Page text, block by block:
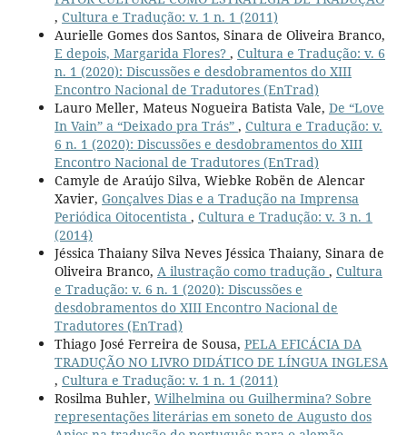
, Cultura e Tradução: v. 1 n. 1 (2011)
Aurielle Gomes dos Santos, Sinara de Oliveira Branco,
E depois, Margarida Flores? , Cultura e Tradução: v. 6
n. 1 (2020): Discussões e desdobramentos do XIII
Encontro Nacional de Tradutores (EnTrad)
Lauro Meller, Mateus Nogueira Batista Vale, De “Love
In Vain” a “Deixado pra Trás” , Cultura e Tradução: v.
6 n. 1 (2020): Discussões e desdobramentos do XIII
Encontro Nacional de Tradutores (EnTrad)
Camyle de Araújo Silva, Wiebke Robën de Alencar
Xavier, Gonçalves Dias e a Tradução na Imprensa
Periódica Oitocentista , Cultura e Tradução: v. 3 n. 1
(2014)
Jéssica Thaiany Silva Neves Jéssica Thaiany, Sinara de
Oliveira Branco, A ilustração como tradução , Cultura
e Tradução: v. 6 n. 1 (2020): Discussões e
desdobramentos do XIII Encontro Nacional de
Tradutores (EnTrad)
Thiago José Ferreira de Sousa, PELA EFICÁCIA DA
TRADUÇÃO NO LIVRO DIDÁTICO DE LÍNGUA INGLESA
, Cultura e Tradução: v. 1 n. 1 (2011)
Rosilma Buhler, Wilhelmina ou Guilhermina? Sobre
representações literárias em soneto de Augusto dos